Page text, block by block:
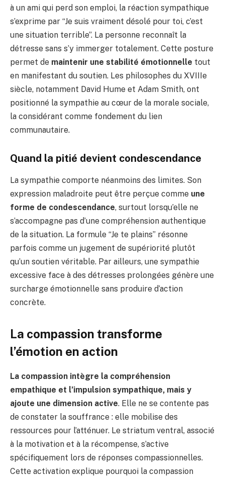
à un ami qui perd son emploi, la réaction sympathique
s’exprime par “Je suis vraiment désolé pour toi, c’est
une situation terrible”. La personne reconnaît la
détresse sans s’y immerger totalement. Cette posture
permet de maintenir une stabilité émotionnelle tout
en manifestant du soutien. Les philosophes du XVIIIe
siècle, notamment David Hume et Adam Smith, ont
positionné la sympathie au cœur de la morale sociale,
la considérant comme fondement du lien
communautaire.
Quand la pitié devient condescendance
La sympathie comporte néanmoins des limites. Son
expression maladroite peut être perçue comme une
forme de condescendance, surtout lorsqu’elle ne
s’accompagne pas d’une compréhension authentique
de la situation. La formule “Je te plains” résonne
parfois comme un jugement de supériorité plutôt
qu’un soutien véritable. Par ailleurs, une sympathie
excessive face à des détresses prolongées génère une
surcharge émotionnelle sans produire d’action
concrète.
La compassion transforme
l’émotion en action
La compassion intègre la compréhension
empathique et l’impulsion sympathique, mais y
ajoute une dimension active. Elle ne se contente pas
de constater la souffrance : elle mobilise des
ressources pour l’atténuer. Le striatum ventral, associé
à la motivation et à la récompense, s’active
spécifiquement lors de réponses compassionnelles.
Cette activation explique pourquoi la compassion